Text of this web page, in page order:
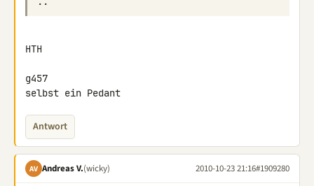
HTH
g457
selbst ein Pedant
Antwort
AV Andreas V.(wicky) 2010-10-23 21:16#1909280